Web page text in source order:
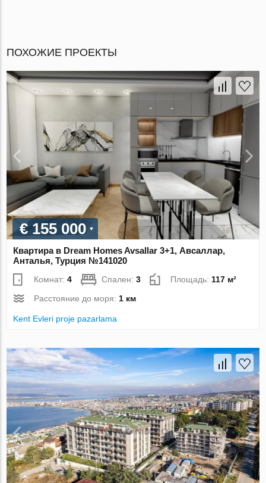
ПОХОЖИЕ ПРОЕКТЫ
€ 155 000
Квартира в Dream Homes Avsallar 3+1, Авсаллар,
Анталья, Турция №141020
Комнат:4 Спален:3 Площадь:117 м²
Расстояние до моря:1 км
Kent Evleri proje pazarlama